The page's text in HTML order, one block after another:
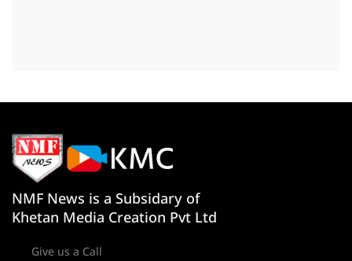
NMF News is a Subsidary of
Khetan Media Creation Pvt Ltd
Give us a Call